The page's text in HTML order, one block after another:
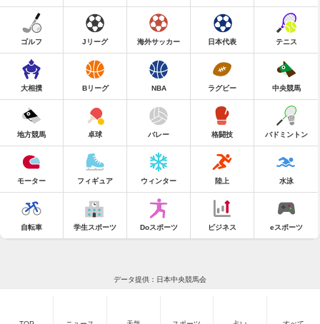
ゴルフ Jリーグ 海外サッカー 日本代表 テニス
大相撲 Bリーグ NBA ラグビー 中央競馬
地方競馬 卓球 バレー 格闘技 バドミントン
モーター フィギュア ウィンター 陸上 水泳
自転車 学生スポーツ Doスポーツ ビジネス eスポーツ
データ提供：日本中央競馬会